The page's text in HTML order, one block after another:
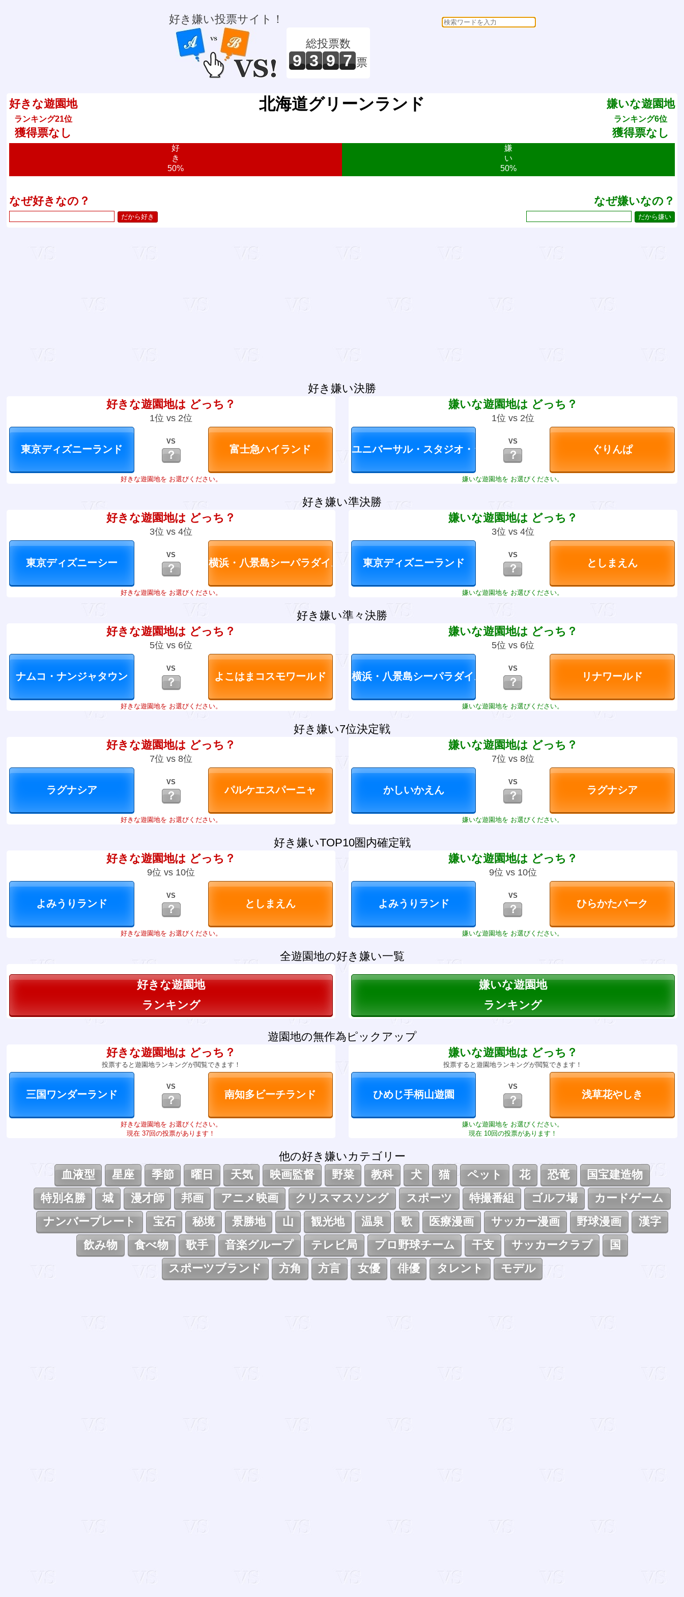
好き嫌い投票サイト！
総投票数
9 3 9 7 票
好きな遊園地
ランキング21位
獲得票なし
嫌いな遊園地
ランキング6位
獲得票なし
北海道グリーンランド
好
き
50%
嫌
い
50%
なぜ好きなの？ なぜ嫌いなの？
好き嫌い決勝
好きな遊園地は どっち？
1位 vs 2位
VS
？
好きな遊園地を お選びください。
嫌いな遊園地は どっち？
1位 vs 2位
VS
？
嫌いな遊園地を お選びください。
好き嫌い準決勝
好きな遊園地は どっち？
3位 vs 4位
VS
？
好きな遊園地を お選びください。
嫌いな遊園地は どっち？
3位 vs 4位
VS
？
嫌いな遊園地を お選びください。
好き嫌い準々決勝
好きな遊園地は どっち？
5位 vs 6位
VS
？
好きな遊園地を お選びください。
嫌いな遊園地は どっち？
5位 vs 6位
VS
？
嫌いな遊園地を お選びください。
好き嫌い7位決定戦
好きな遊園地は どっち？
7位 vs 8位
VS
？
好きな遊園地を お選びください。
嫌いな遊園地は どっち？
7位 vs 8位
VS
？
嫌いな遊園地を お選びください。
好き嫌いTOP10圏内確定戦
好きな遊園地は どっち？
9位 vs 10位
VS
？
好きな遊園地を お選びください。
嫌いな遊園地は どっち？
9位 vs 10位
VS
？
嫌いな遊園地を お選びください。
全遊園地の好き嫌い一覧
好きな遊園地
ランキング
嫌いな遊園地
ランキング
遊園地の無作為ピックアップ
好きな遊園地は どっち？
投票すると遊園地ランキングが閲覧できます！
VS
？
好きな遊園地を お選びください。
現在 37回の投票があります！
嫌いな遊園地は どっち？
投票すると遊園地ランキングが閲覧できます！
VS
？
嫌いな遊園地を お選びください。
現在 10回の投票があります！
他の好き嫌いカテゴリー
血液型
星座 季節 曜日 天気 映画監督 野菜 教科 犬 猫 ペット 花 恐竜
国宝建造物
特別名勝
城 漫才師 邦画 アニメ映画 クリスマスソング スポーツ 特撮番組 ゴルフ場
カードゲーム
ナンバープレート
宝石 秘境 景勝地 山 観光地 温泉 歌 医療漫画 サッカー漫画 野球漫画
漢字
飲み物
食べ物 歌手 音楽グループ テレビ局 プロ野球チーム 干支 サッカークラブ
国
スポーツブランド
方角 方言 女優 俳優 タレント モデル